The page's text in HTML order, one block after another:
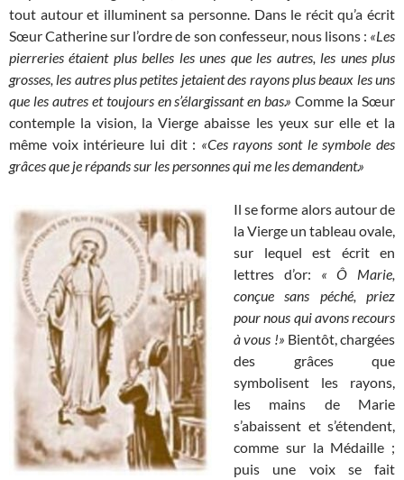
tout autour et illuminent sa personne. Dans le récit qu’a écrit
Sœur Catherine sur l’ordre de son confesseur, nous lisons : «Les
pierreries étaient plus belles les unes que les autres, les unes plus
grosses, les autres plus petites jetaient des rayons plus beaux les uns
que les autres et toujours en s’élargissant en bas.» Comme la Sœur
contemple la vision, la Vierge abaisse les yeux sur elle et la
même voix intérieure lui dit : «Ces rayons sont le symbole des
grâces que je répands sur les personnes qui me les demandent.»
Il se forme alors autour de
la Vierge un tableau ovale,
sur lequel est écrit en
lettres d’or: « Ô Marie,
conçue sans péché, priez
pour nous qui avons recours
à vous !» Bientôt, chargées
des grâces que
symbolisent les rayons,
les mains de Marie
s’abaissent et s’étendent,
comme sur la Médaille ;
puis une voix se fait